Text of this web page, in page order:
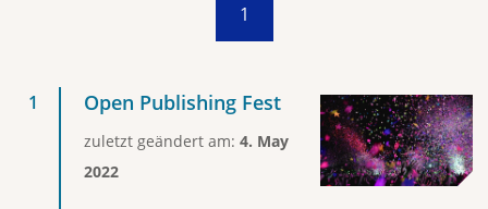
1
Open Publishing Fest
zuletzt geändert am: 4. May
2022